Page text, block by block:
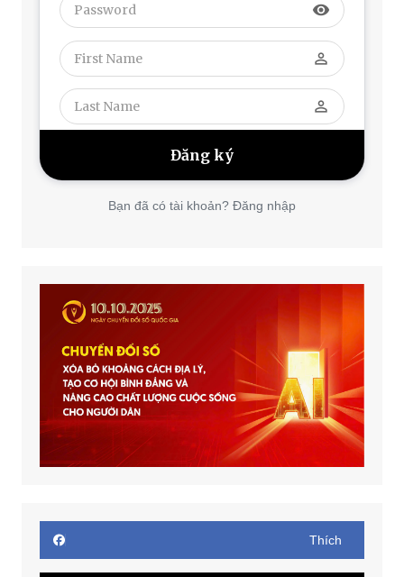
visibility
perm_identity
perm_identity
Bạn đã có tài khoản? Đăng nhập
Thích